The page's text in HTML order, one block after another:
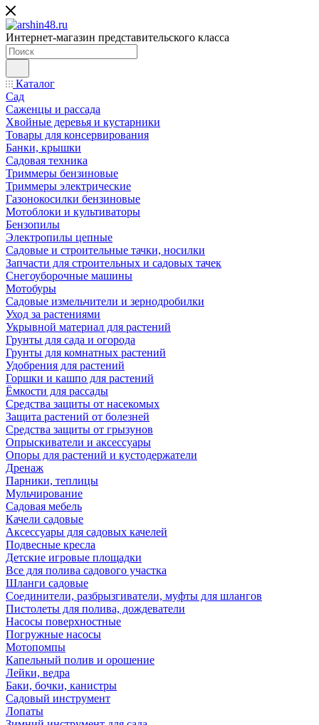
Интернет-магазин представительского класса
Каталог
Сад
Саженцы и рассада
Хвойные деревья и кустарники
Товары для консервирования
Банки, крышки
Садовая техника
Триммеры бензиновые
Триммеры электрические
Газонокосилки бензиновые
Мотоблоки и культиваторы
Бензопилы
Электропилы цепные
Садовые и строительные тачки, носилки
Запчасти для строительных и садовых тачек
Снегоуборочные машины
Мотобуры
Садовые измельчители и зернодробилки
Уход за растениями
Укрывной материал для растений
Грунты для сада и огорода
Грунты для комнатных растений
Удобрения для растений
Горшки и кашпо для растений
Ёмкости для рассады
Средства защиты от насекомых
Защита растений от болезней
Средства защиты от грызунов
Опрыскиватели и аксессуары
Опоры для растений и кустодержатели
Дренаж
Парники, теплицы
Мульчирование
Садовая мебель
Качели садовые
Аксессуары для садовых качелей
Подвесные кресла
Детские игровые площадки
Все для полива садового участка
Шланги садовые
Соединители, разбрызгиватели, муфты для шлангов
Пистолеты для полива, дождеватели
Насосы поверхностные
Погружные насосы
Мотопомпы
Капельный полив и орошение
Лейки, ведра
Баки, бочки, канистры
Садовый инструмент
Лопаты